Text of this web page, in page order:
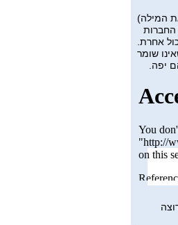
המילה)
החברות
אחרת.
שומר
יפה.